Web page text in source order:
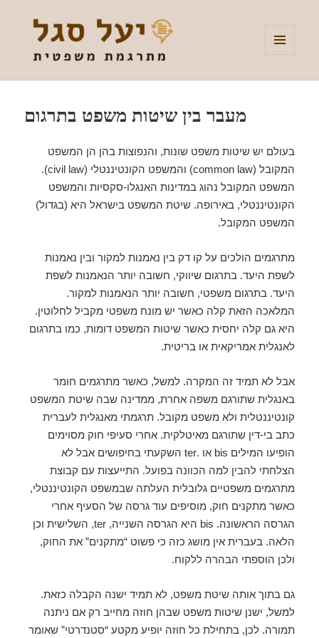
WIDGETS
מעבר בין שיטות משפט בתרגום
בעולם יש שיטות משפט שונות, והנפוצות בהן הן המשפט
המקובל (common law) והמשפט הקונטיננטלי (civil law).
המשפט המקובל נהוג במדינות האנגלו-סקסיות והמשפט
הקונטיננטלי, באירופה. שיטת המשפט בישראל היא (בגדול)
המשפט המקובל.
מתרגמים הולכים על קו דק בין נאמנות למקור ובין נאמנות
לשפת היעד. בתרגום שיווקי, חשובה יותר הנאמנות לשפת
היעד. בתרגום משפטי, חשובה יותר הנאמנות למקור.
המלאכה הזאת קלה כאשר יש מונח משפטי מקביל לחלוטין.
היא גם קלה יחסית כאשר שיטות המשפט דומות, כמו בתרגום
לאנגלית אמריקאית או בריטית.
אבל לא תמיד זה המקרה. למשל, כאשר מתרגמים חומר
באנגלית שתורגם משפה אחרת, ממדינה שבה שיטת המשפט
קונטיננטלית ולא משפט מקובל. תרגמתי מאנגלית לעברית
כתב בי-דין שתורגם מאיטלקית. אחרי סעיפי חוק מסוימים
הופיעו המילים bis או .ter השקעתי בחיפושים אבל לא
הצלחתי להבין למה הכוונה בפועל. התייעצות עם קבוצת
מתרגמים משפטיים גלובלית העלתה שבמשפט הקונטיננטלי,
כאשר מתקנים חוק, מוסיפים עוד גרסה של הסעיף אחרי
הגרסה הראשונה. bis היא הגרסה השנייה, ter, השלישית וכן
הלאה. בעברית אין מושג כזה כי פשוט “מתקנים” את החוק,
ולכן הוספתי הבהרה ללקוח.
גם בתוך אותה שיטת משפט, לא תמיד ישנה הקבלה כזאת.
למשל, ישנן שיטות משפט שבהן חוזה מחייב רק אם ניתנה
תמורה. לכן, בתחילת כל חוזה יופיע מקטע “סטנדרטי” שאומר